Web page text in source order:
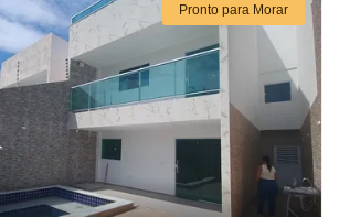
Pronto para Morar